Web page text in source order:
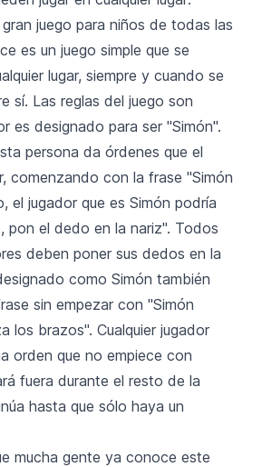
juego para niños de todas las
es un juego simple que se
lugar, siempre y cuando se
sí. Las reglas del juego son
es designado para ser "Simón".
persona da órdenes que el
comenzando con la frase "Simón
el jugador que es Simón podría
pon el dedo en la nariz". Todos
deben poner sus dedos en la
como Simón también
sin empezar con "Simón
los brazos". Cualquier jugador
orden que no empiece con
fuera durante el resto de la
hasta que sólo haya un
mucha gente ya conoce este